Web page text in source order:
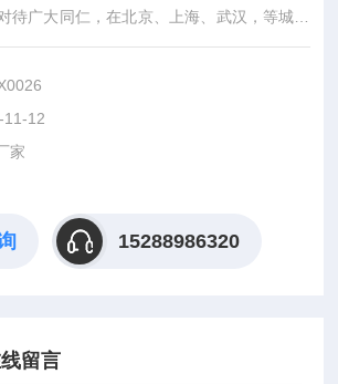
待广大同仁，在北京、上海、武汉，等城市
诚服务每位科研工作者。
11-12
家
15288986320
留言